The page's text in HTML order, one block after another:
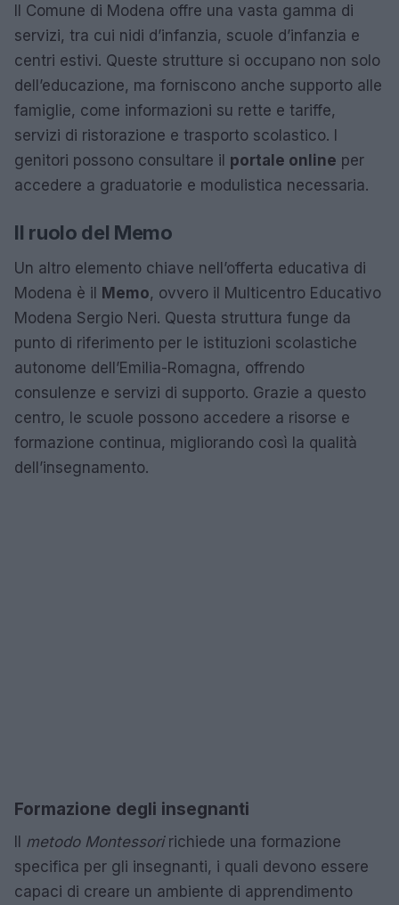
Il Comune di Modena offre una vasta gamma di
servizi, tra cui nidi d’infanzia, scuole d’infanzia e
centri estivi. Queste strutture si occupano non solo
dell’educazione, ma forniscono anche supporto alle
famiglie, come informazioni su rette e tariffe,
servizi di ristorazione e trasporto scolastico. I
genitori possono consultare il portale online per
accedere a graduatorie e modulistica necessaria.
Il ruolo del Memo
Un altro elemento chiave nell’offerta educativa di
Modena è il Memo, ovvero il Multicentro Educativo
Modena Sergio Neri. Questa struttura funge da
punto di riferimento per le istituzioni scolastiche
autonome dell’Emilia-Romagna, offrendo
consulenze e servizi di supporto. Grazie a questo
centro, le scuole possono accedere a risorse e
formazione continua, migliorando così la qualità
dell’insegnamento.
Formazione degli insegnanti
Il metodo Montessoririchiede una formazione
specifica per gli insegnanti, i quali devono essere
capaci di creare un ambiente di apprendimento